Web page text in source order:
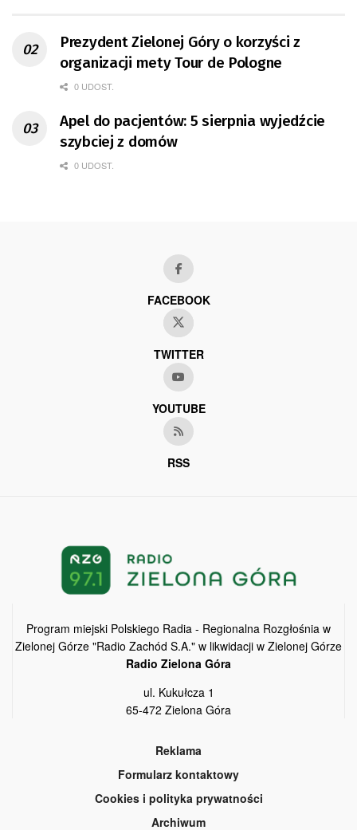
Prezydent Zielonej Góry o korzyści z
organizacji mety Tour de Pologne
0 UDOST.
Apel do pacjentów: 5 sierpnia wyjedźcie
szybciej z domów
0 UDOST.
FACEBOOK
TWITTER
YOUTUBE
RSS
Program miejski Polskiego Radia - Regionalna Rozgłośnia w
Zielonej Górze "Radio Zachód S.A." w likwidacji w Zielonej Górze
Radio Zielona Góra
ul. Kukułcza 1
65-472 Zielona Góra
Reklama
Formularz kontaktowy
Cookies i polityka prywatności
Archiwum